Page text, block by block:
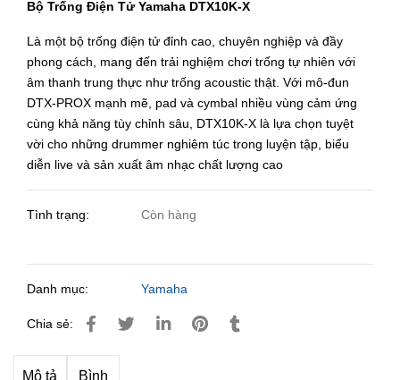
Bộ Trống Điện Tử Yamaha DTX10K-X
Là một bộ trống điện tử đỉnh cao, chuyên nghiệp và đầy
phong cách, mang đến trải nghiệm chơi trống tự nhiên với
âm thanh trung thực như trống acoustic thật. Với mô-đun
DTX-PROX mạnh mẽ, pad và cymbal nhiều vùng cảm ứng
cùng khả năng tùy chỉnh sâu, DTX10K-X là lựa chọn tuyệt
vời cho những drummer nghiêm túc trong luyện tập, biểu
diễn live và sản xuất âm nhạc chất lượng cao
Tình trạng: Còn hàng
Danh mục: Yamaha
Chia sẻ:
Mô tả
Bình